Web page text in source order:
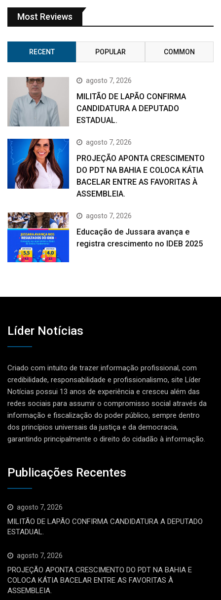
Most Reviews
RECENT POPULAR COMMON
agosto 7, 2026
MILITÃO DE LAPÃO CONFIRMA
CANDIDATURA A DEPUTADO
ESTADUAL.
agosto 7, 2026
PROJEÇÃO APONTA CRESCIMENTO
DO PDT NA BAHIA E COLOCA KÁTIA
BACELAR ENTRE AS FAVORITAS À
ASSEMBLEIA.
agosto 7, 2026
Educação de Jussara avança e
registra crescimento no IDEB 2025
Líder Notícias
Criado com intuito de trazer informação profissional, com
credibilidade, responsabilidade e profissionalismo, site Líder
Notícias possui 13 anos de experiência e cresceu além das
redes sociais para assumir o compromisso social através da
informação e fiscalização do poder público, sempre dentro
dos princípios universais da justiça e da democracia,
garantindo principalmente o direito do cidadão à informação.
Publicações Recentes
agosto 7, 2026
MILITÃO DE LAPÃO CONFIRMA CANDIDATURA A DEPUTADO
ESTADUAL.
agosto 7, 2026
PROJEÇÃO APONTA CRESCIMENTO DO PDT NA BAHIA E
COLOCA KÁTIA BACELAR ENTRE AS FAVORITAS À
ASSEMBLEIA.